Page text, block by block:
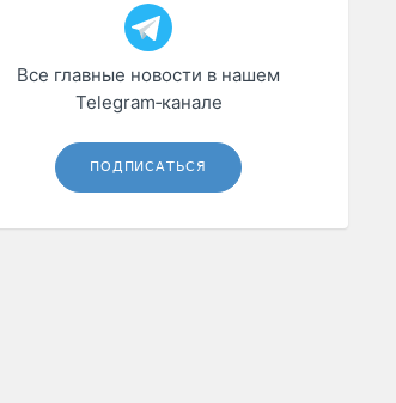
Все главные новости в нашем
Telegram‑канале
ПОДПИСАТЬСЯ